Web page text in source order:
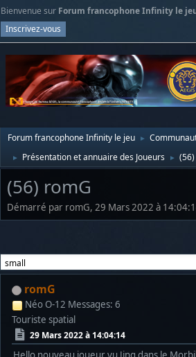
Bienvenue sur Forum francophone Infinity le
Inscrivez-vous
Forum francophone Infinity le jeu ►
► Présentation et annuaire des Joueurs ►
(56) romG
Démarré par romG, 29 Mars 2022 à
romG
Néo O-12 Messages: 6
Touriste spatial
29 Mars 2022 à 14:04:14